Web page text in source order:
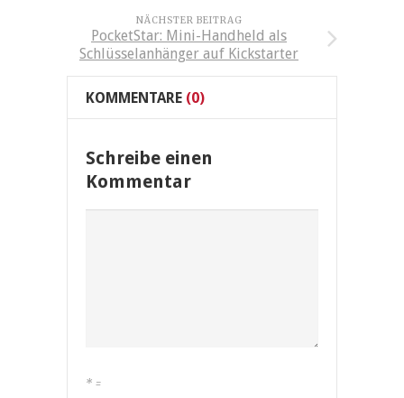
NÄCHSTER BEITRAG
PocketStar: Mini-Handheld als
Schlüsselanhänger auf Kickstarter
KOMMENTARE (0)
Schreibe einen
Kommentar
* =